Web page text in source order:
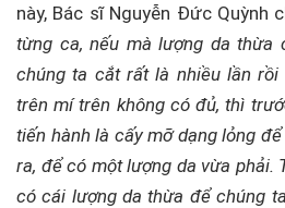
này, Bác sĩ Nguyễn Đức Quỳnh
từng ca, nếu mà lượng da thừa
chúng ta cắt rất là nhiều lần
trên mí trên không có đủ, thì
tiến hành là cấy mỡ dạng lỏng
ra, để có một lượng da vừa phải.
có cái lượng da thừa để chúng